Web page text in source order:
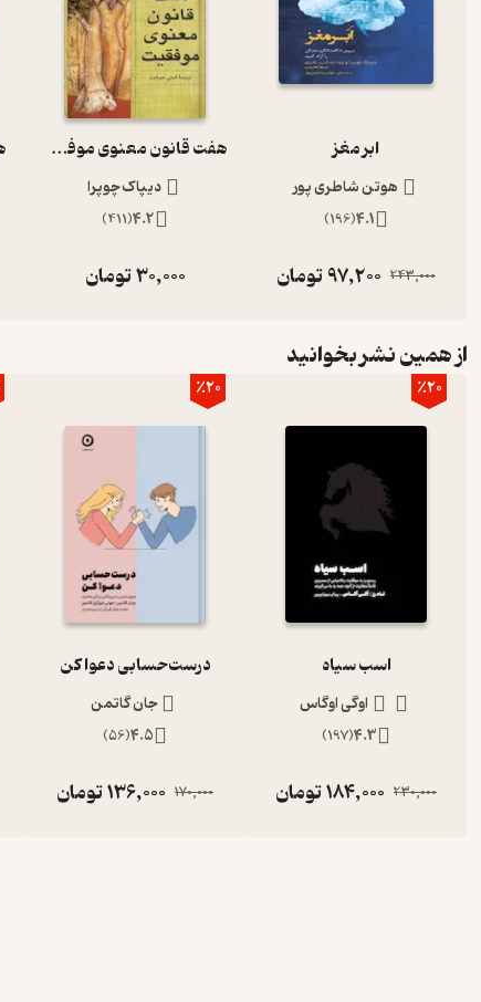
ابر مغز
هوتن شاطری پور
4.1
(
196
)
243,000
97,200تومان
هفت قانون معنوی موفقیت
دیپاک چوپرا
4.2
(
411
)
30,000تومان
از همین نشر بخوانید
٪20
اسب سیاه
اوگی اوگاس
4.3
(
197
)
230,000
184,000تومان
٪20
درست‌حسابی دعوا کن
جان گاتمن
4.5
(
56
)
170,000
136,000تومان